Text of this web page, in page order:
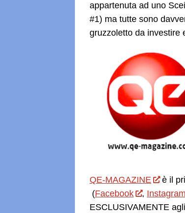
appartenuta ad uno
#1) ma tutte sono
gruzzoletto da
QE-MAGAZINE
è il
(Facebook , Instagram
ESCLUSIVAMENTE